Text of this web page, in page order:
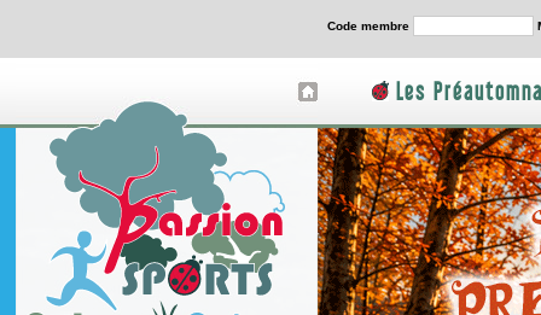
Code membre
Les